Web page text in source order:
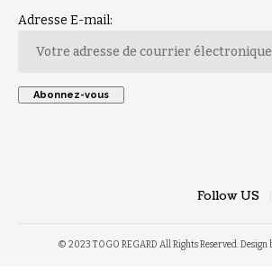
Adresse E-mail:
Follow US
© 2023 TOGO REGARD All Rights Reserved. Design